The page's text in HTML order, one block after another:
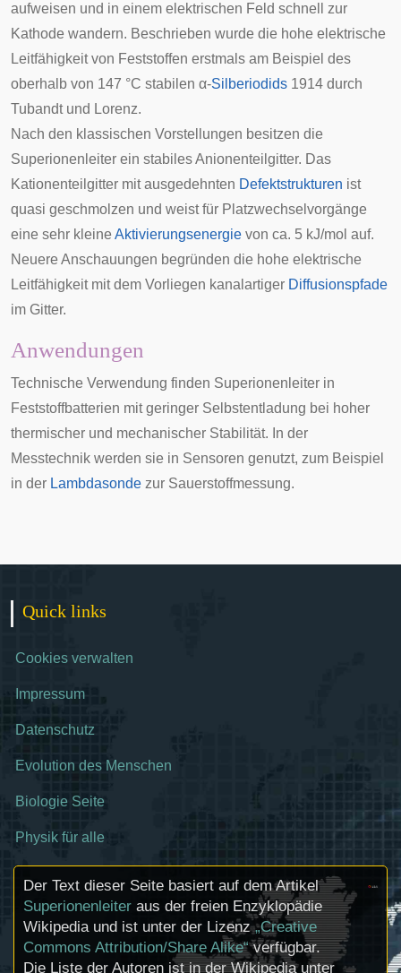
aufweisen und in einem elektrischen Feld schnell zur
Kathode wandern. Beschrieben wurde die hohe elektrische
Leitfähigkeit von Feststoffen erstmals am Beispiel des
oberhalb von 147 °C stabilen α-Silberiodids 1914 durch
Tubandt und Lorenz.
Nach den klassischen Vorstellungen besitzen die
Superionenleiter ein stabiles Anionenteilgitter. Das
Kationenteilgitter mit ausgedehnten Defektstrukturen ist
quasi geschmolzen und weist für Platzwechselvorgänge
eine sehr kleine Aktivierungsenergie von ca. 5 kJ/mol auf.
Neuere Anschauungen begründen die hohe elektrische
Leitfähigkeit mit dem Vorliegen kanalartiger Diffusionspfade
im Gitter.
Anwendungen
Technische Verwendung finden Superionenleiter in
Feststoffbatterien mit geringer Selbstentladung bei hoher
thermischer und mechanischer Stabilität. In der
Messtechnik werden sie in Sensoren genutzt, zum Beispiel
in der Lambdasonde zur Sauerstoffmessung.
Quick links
Cookies verwalten
Impressum
Datenschutz
Evolution des Menschen
Biologie Seite
Physik für alle
Der Text dieser Seite basiert auf dem Artikel
Superionenleiter aus der freien Enzyklopädie
Wikipedia und ist unter der Lizenz„Creative
Commons Attribution/Share Alike“verfügbar.
Die Liste der Autoren ist in der Wikipedia unter